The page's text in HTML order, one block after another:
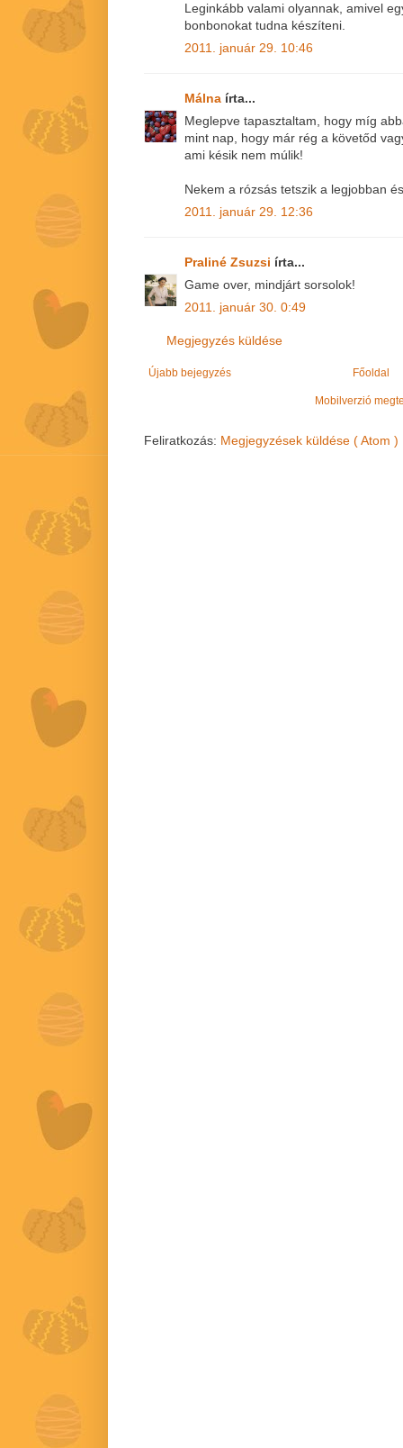
Leginkább valami olyannak, amivel
bonbonokat tudna készíteni.
2011. január 29. 10:46
Málna írta...
Meglepve tapasztaltam, hogy míg
mint nap, hogy már rég a követőd
ami késik nem múlik!
Nekem a rózsás tetszik a legjobban
2011. január 29. 12:36
Praliné Zsuzsi írta...
Game over, mindjárt sorsolok!
2011. január 30. 0:49
Megjegyzés küldése
Újabb bejegyzés Főoldal
Mobilverzió
Feliratkozás: Megjegyzések küldése ( Atom )